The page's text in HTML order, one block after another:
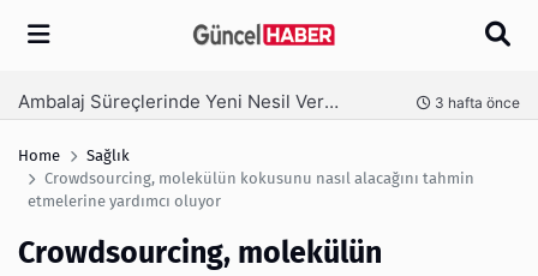
Arama
Ambalaj Süreçlerinde Yeni Nesil Verimliliği Olimpack ile Yakalayın 3 hafta önce
Home
Sağlık
Crowdsourcing, molekülün kokusunu nasıl alacağını tahmin
etmelerine yardımcı oluyor
Crowdsourcing, molekülün